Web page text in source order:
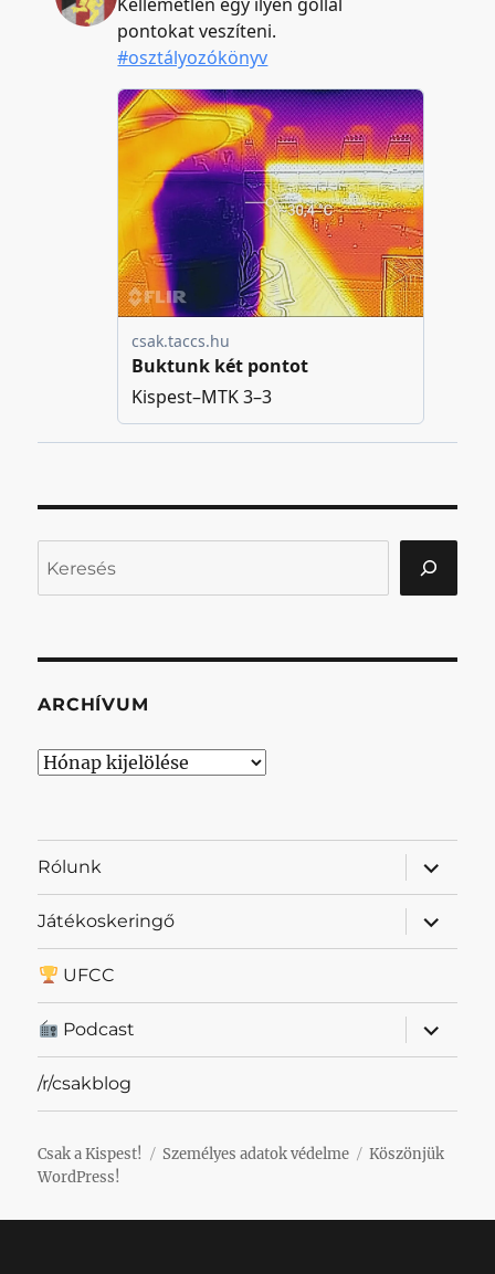
ARCHÍVUM
Archívum
Rólunk
almenü
Játékoskeringő
almenü
UFCC
Podcast
almenü
/r/csakblog
Csak a Kispest! Személyes adatok védelme
Köszönjük
WordPress!